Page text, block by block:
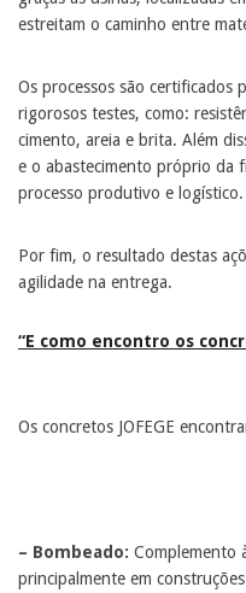
estreitam o caminho entre
Os processos são certificados
rigorosos testes, como:
cimento, areia e brita. Além
e o abastecimento próprio da
processo produtivo e logístico.
Por fim, o resultado destas
agilidade na entrega.
“E como encontro os
Os concretos JOFEGE
– Bombeado: Complemento
principalmente em